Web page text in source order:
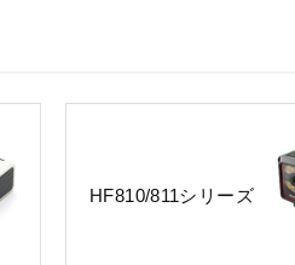
HF810/811シリーズ